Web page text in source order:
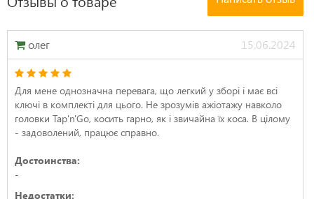
олег 15.06.2024
Для мене однозначна перевага, що легкий у зборі і має всі
ключі в комплекті для цього. Не зрозумів ажіотажу навколо
головки Tap'n'Go, косить гарно, як і звичайна їх коса. В цілому
- задоволений, працює справно.
Достоинства:
-
Недостатки: